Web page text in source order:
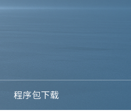
程序包下载